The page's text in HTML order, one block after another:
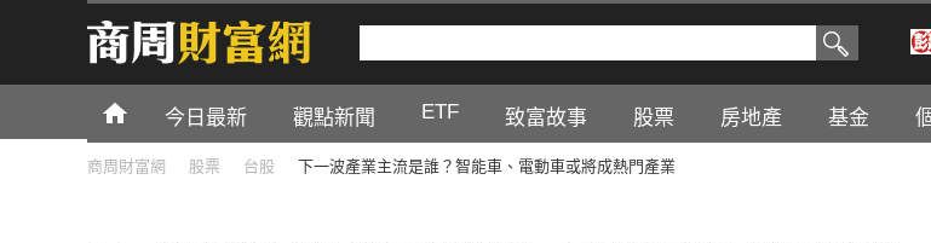
今日最新 觀點新聞 ETF 致富故事 股票 房地產 基金
商周財富網 股票 台股 下一波產業主流是誰？智能車、電動車或將成熱門產業